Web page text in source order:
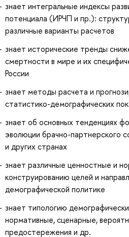
знает интегральные индексы
потенциала (ИРЧП и пр.):
различные варианты расчетов
знает исторические тренды
смертности в мире и их
России
знает методы расчета и
статистико-демографических
знает об основных тенденциях
эволюции брачно-партнерского
и других странах
знает различные ценностные и
конструированию целей и
демографической политике
знает типологию
нормативные, сценарные,
предостережения и др.